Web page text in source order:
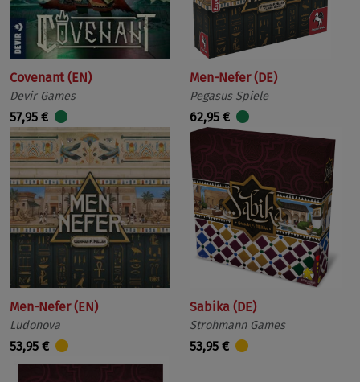
Covenant (EN)
Devir Games
57,95 €
Men-Nefer (DE)
Pegasus Spiele
62,95 €
Men-Nefer (EN)
Ludonova
53,95 €
Sabika (DE)
Strohmann Games
53,95 €